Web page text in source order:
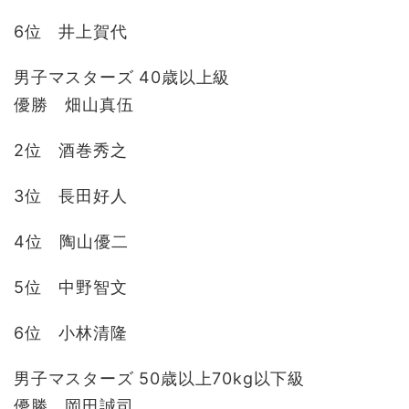
6位 井上賀代
男子マスターズ 40歳以上級
優勝 畑山真伍
2位 酒巻秀之
3位 長田好人
4位 陶山優二
5位 中野智文
6位 小林清隆
男子マスターズ 50歳以上70kg以下級